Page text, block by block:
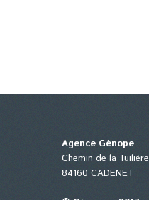
Agence Génope
Chemin de la Tuilière
84160 CADENET